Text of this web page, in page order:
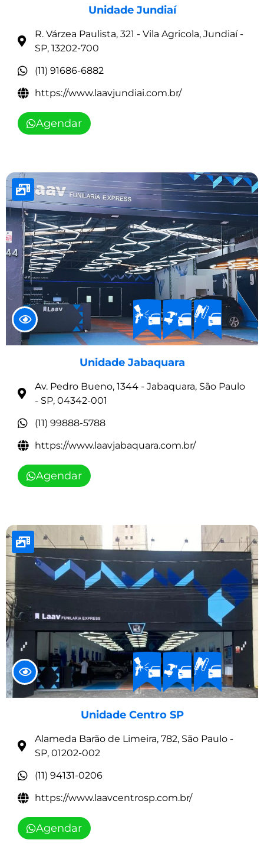
Unidade Jundiaí
R. Várzea Paulista, 321 - Vila Agricola, Jundiaí -
SP, 13202-700
(11) 91686-6882
https://www.laavjundiai.com.br/
Agendar
Unidade Jabaquara
Av. Pedro Bueno, 1344 - Jabaquara, São Paulo
- SP, 04342-001
(11) 99888-5788
https://www.laavjabaquara.com.br/
Agendar
Unidade Centro SP
Alameda Barão de Limeira, 782, São Paulo -
SP, 01202-002
(11) 94131-0206
https://www.laavcentrosp.com.br/
Agendar